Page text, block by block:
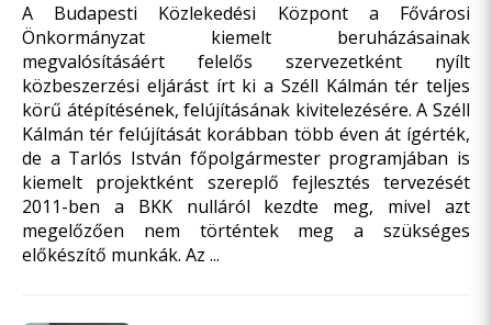
A Budapesti Közlekedési Központ a Fővárosi
Önkormányzat kiemelt beruházásainak
megvalósításáért felelős szervezetként nyílt
közbeszerzési eljárást írt ki a Széll Kálmán tér teljes
körű átépítésének, felújításának kivitelezésére. A Széll
Kálmán tér felújítását korábban több éven át ígérték,
de a Tarlós István főpolgármester programjában is
kiemelt projektként szereplő fejlesztés tervezését
2011-ben a BKK nulláról kezdte meg, mivel azt
megelőzően nem történtek meg a szükséges
előkészítő munkák. Az ...